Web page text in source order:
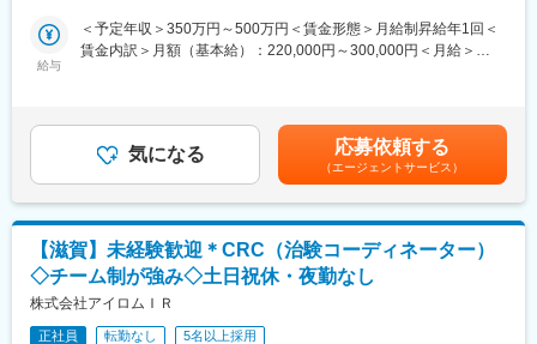
・エンジニアの育成および年間評価へのフィードバック
・部署や役職の垣根なくコミュニケーションをとりながら業務を
遂行していただきます。一つの業務に特化せず、ご経験と意欲に
応じて幅広く様々な業務を担当いただけます。
・フレックスタイム制を導入しており非常に働きやすい環境で
す。
■当社について：
・医薬品・健康食品であるソフトカプセル製剤を製造していま
す。
■売り場スタッフの人数は３～4名で、６～7名でシフトを回しま
す。
のＯＴＣ販売、服薬指導・相談等を行って頂きます。
（2）ドラッグ売場の管理・運営、商品の発注、メンテナンス、販
売員の方への教育・指導を行って頂きます。
店舗での販売業務を経験したのち資格制度、適性、自己申告によ
り、店長、次長、バイヤー、本部スタッフ、等がございます。
キャリアパスの流れとしては、まず店舗で販売業務を行い、販売
計画から労務管理まで総合的に業務を経験して頂きます。昇格に
は昇格試験を経て、主任の職位をお任せします。
給与
＜予定年収＞350万円～500万円＜賃金形態＞月給制昇給年1回＜
賃金内訳＞月額（基本給）：220,000円～300,000円＜月給＞
でも目安の金額であり、選考を通じて上下する可能性がありま
す。月給(月額)は固定手当を含めた表記です。
気になる 応募依頼する
（エージェントサービス）
【滋賀】未経験歓迎＊CRC（治験コーディネーター）
◇チーム制が強み◇土日祝休・夜勤なし
株式会社アイロムＩＲ
正社員 転勤なし 5名以上採用